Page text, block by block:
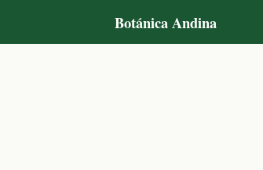
Botánica Andina